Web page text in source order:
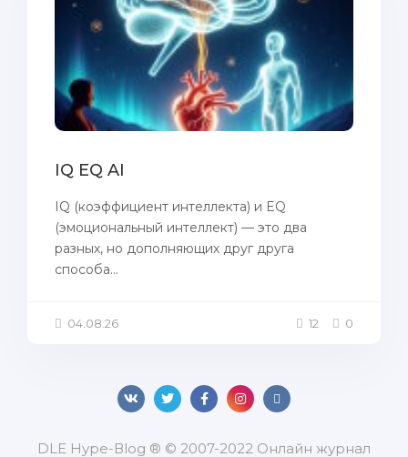
IQ EQ AI
IQ (коэффициент интеллекта) и EQ
(эмоциональный интеллект) — это два
разных, но дополняющих друг друга
способа...
04.08.26 12 0
DLЕ Нуре-Вlоg ® © 2007-2022 Онлайн журнал